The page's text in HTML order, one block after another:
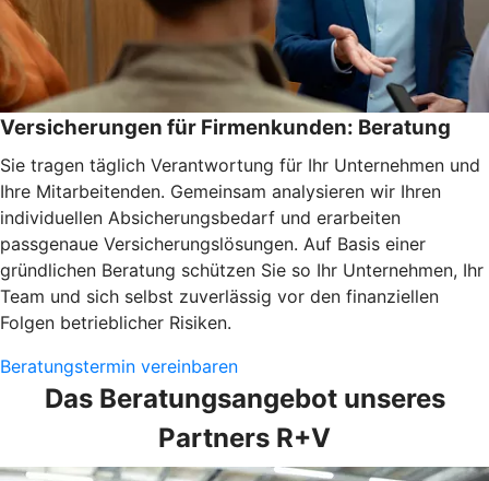
Versicherungen für Firmenkunden: Beratung
Sie tragen täglich Verantwortung für Ihr Unternehmen und
Ihre Mitarbeitenden. Gemeinsam analysieren wir Ihren
individuellen Absicherungsbedarf und erarbeiten
passgenaue Versicherungslösungen. Auf Basis einer
gründlichen Beratung schützen Sie so Ihr Unternehmen, Ihr
Team und sich selbst zuverlässig vor den finanziellen
Folgen betrieblicher Risiken.
Beratungstermin vereinbaren
Das Beratungsangebot unseres
Partners R+V